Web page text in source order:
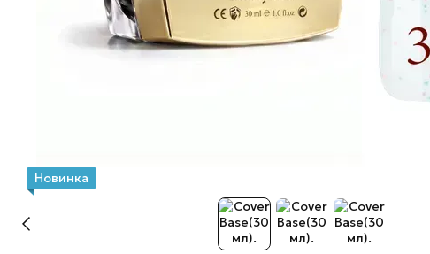
Новинка